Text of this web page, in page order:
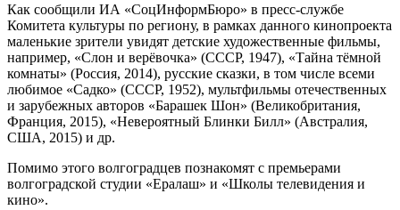
Как сообщили ИА «СоцИнформБюро» в пресс-службе
Комитета культуры по региону, в рамках данного кинопроекта
маленькие зрители увидят детские художественные фильмы,
например, «Слон и верёвочка» (СССР, 1947), «Тайна тёмной
комнаты» (Россия, 2014), русские сказки, в том числе всеми
любимое «Садко» (СССР, 1952), мультфильмы отечественных
и зарубежных авторов «Барашек Шон» (Великобритания,
Франция, 2015), «Невероятный Блинки Билл» (Австралия,
США, 2015) и др.
Помимо этого волгоградцев познакомят с премьерами
волгоградской студии «Ералаш» и «Школы телевидения и
кино».